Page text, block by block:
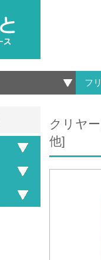
フ
クリヤ
他]